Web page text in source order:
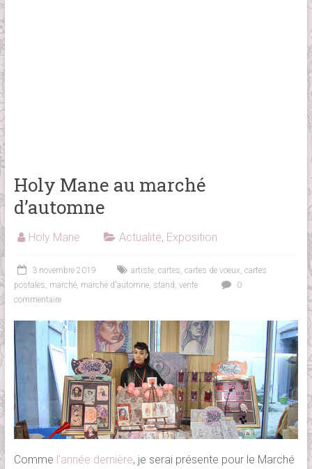
Holy Mane au marché
d’automne
Holy Mane Actualité, Exposition
3 novembre 2019 artiste, cartes, cartes de voeux, cartes
postales, marché, marché d'automne, stand , vente
0
commentaire
Comme l’année dernière, je serai présente pour le Marché